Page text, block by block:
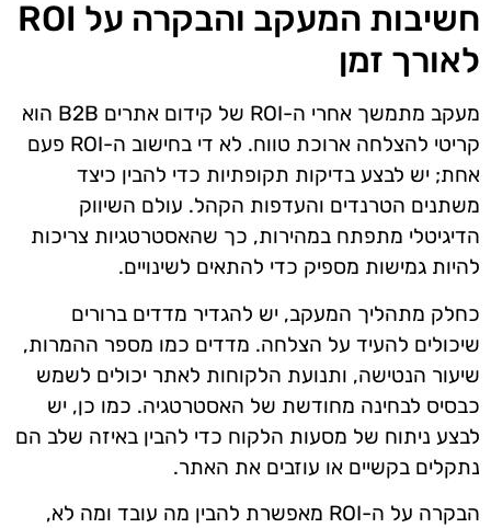
חשיבות המעקב והבקרה על ROI
לאורך זמן
מעקב מתמשך אחרי ה-ROI של קידום אתרים B2B הוא
קריטי להצלחה ארוכת טווח. לא די בחישוב ה-ROI פעם
אחת; יש לבצע בדיקות תקופתיות כדי להבין כיצד
משתנים הטרנדים והעדפות הקהל. עולם השיווק
הדיגיטלי מתפתח במהירות, כך שהאסטרטגיות צריכות
להיות גמישות מספיק כדי להתאים לשינויים.
כחלק מתהליך המעקב, יש להגדיר מדדים ברורים
שיכולים להעיד על הצלחה. מדדים כמו מספר ההמרות,
שיעור הנטישה, ותנועת הלקוחות לאתר יכולים לשמש
כבסיס לבחינה מחודשת של האסטרטגיה. כמו כן, יש
לבצע ניתוח של מסעות הלקוח כדי להבין באיזה שלב הם
נתקלים בקשיים או עוזבים את האתר.
הבקרה על ה-ROI מאפשרת להבין מה עובד ומה לא,